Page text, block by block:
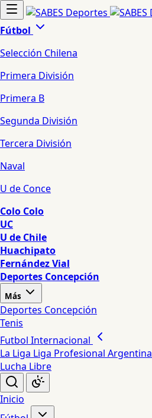
Fútbol
Selección Chilena
Primera División
Primera B
Segunda División
Tercera División
Naval
U de Conce
Colo Colo
UC
U de Chile
Huachipato
Fernández Vial
Deportes Concepción
Más
Deportes Concepción
Tenis
Futbol Internacional
La Liga Liga Profesional Argentina
Lucha Libre
Inicio